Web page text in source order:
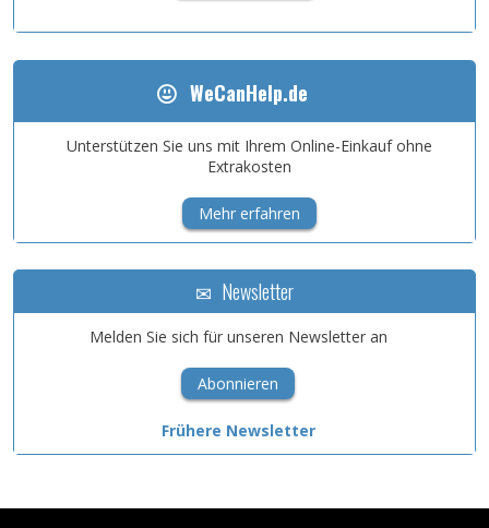
WeCanHelp.de
Unterstützen Sie uns mit Ihrem Online-Einkauf ohne
Extrakosten
Mehr erfahren
Newsletter
Melden Sie sich für unseren Newsletter an
Abonnieren
Frühere Newsletter